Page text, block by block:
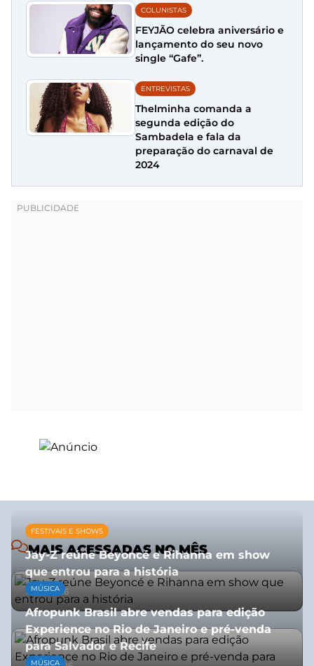
COLUNISTAS
FEYJÃO celebra aniversário e
lançamento do seu novo
single “Gafe”.
ENTREVISTAS
Thelminha comanda a
segunda edição do
Sambadela e fala da
preparação do carnaval de
2024
MAIS ACESSADAS NO MÊS
FESTIVAIS E SHOWS
Jay-Z reúne Beyoncé e Rihanna em show
que entrou para a história
13/07/2026
MÚSICA
Afropunk Brasil abre vendas para edição
Experience no Rio de Janeiro e pré-venda
para Salvador e Recife
MÚSICA